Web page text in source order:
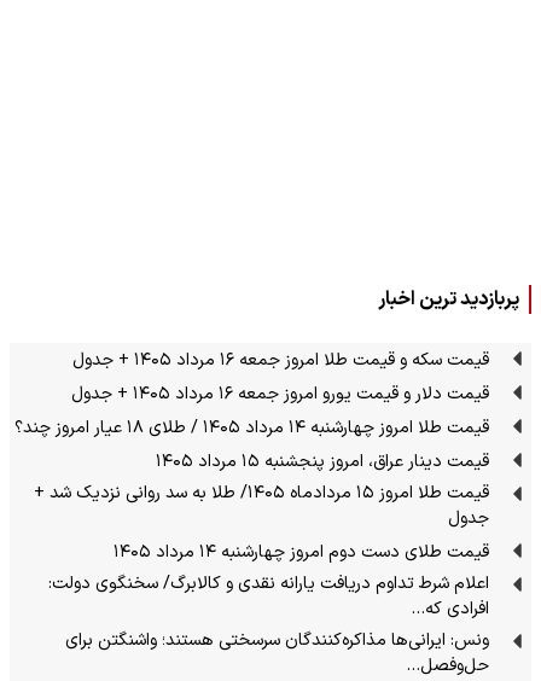
پربازدید ترین اخبار
قیمت سکه و قیمت طلا امروز جمعه ۱۶ مرداد ۱۴۰۵ + جدول
قیمت دلار و قیمت یورو امروز جمعه ۱۶ مرداد ۱۴۰۵ + جدول
قیمت طلا امروز چهارشنبه ۱۴ مرداد ۱۴۰۵ / طلای ۱۸ عیار امروز چند؟
قیمت دینار عراق، امروز پنجشنبه ۱۵ مرداد ۱۴۰۵
قیمت طلا امروز ۱۵ مردادماه ۱۴۰۵/ طلا به سد روانی نزدیک شد +
جدول
قیمت طلای دست دوم امروز چهارشنبه ۱۴ مرداد ۱۴۰۵
اعلام شرط تداوم دریافت یارانه نقدی و کالابرگ/ سخنگوی دولت:
افرادی که…
ونس: ایرانی‌ها مذاکره‌کنندگان سرسختی هستند؛ واشنگتن برای
حل‌وفصل…